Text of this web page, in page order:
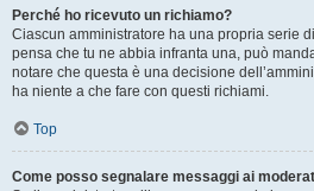
Perché ho ricevuto un richiamo?
Ciascun amministratore ha una propria serie
pensa che tu ne abbia infranta una, può
notare che questa è una decisione
ha niente a che fare con questi richiami.
Top
Come posso segnalare messaggi ai